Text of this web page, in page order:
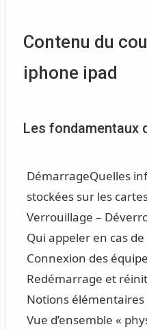
Contenu du
iphone ipad
Les fondamentaux
DémarrageQuelles
stockées sur les
Verrouillage –
Qui appeler en cas
Connexion des
Redémarrage et
Notions élémentaires
Vue d’ensemble «